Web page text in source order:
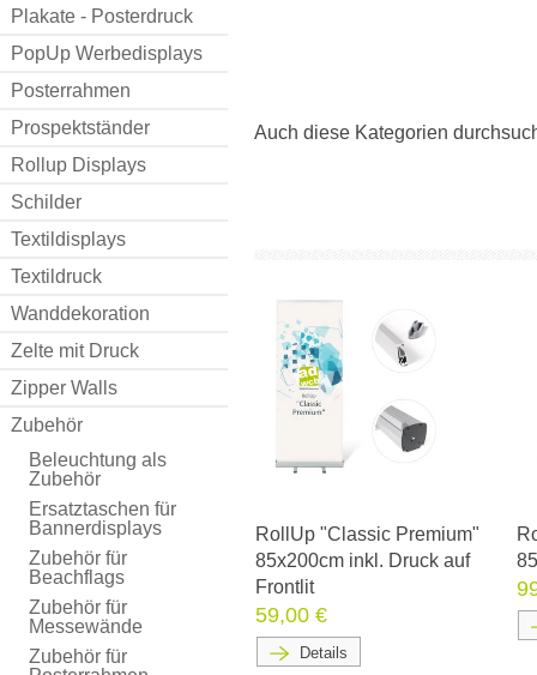
Plakate - Posterdruck
PopUp Werbedisplays
Posterrahmen
Prospektständer
Rollup Displays
Schilder
Textildisplays
Textildruck
Wanddekoration
Zelte mit Druck
Zipper Walls
Zubehör
Beleuchtung als
Zubehör
Ersatztaschen für
Bannerdisplays
Zubehör für
Beachflags
Zubehör für
Messewände
Zubehör für
Auch diese Kategorien
RollUp "Classic Premium"
85x200cm inkl. Druck auf
Frontlit
59,00 €
Details